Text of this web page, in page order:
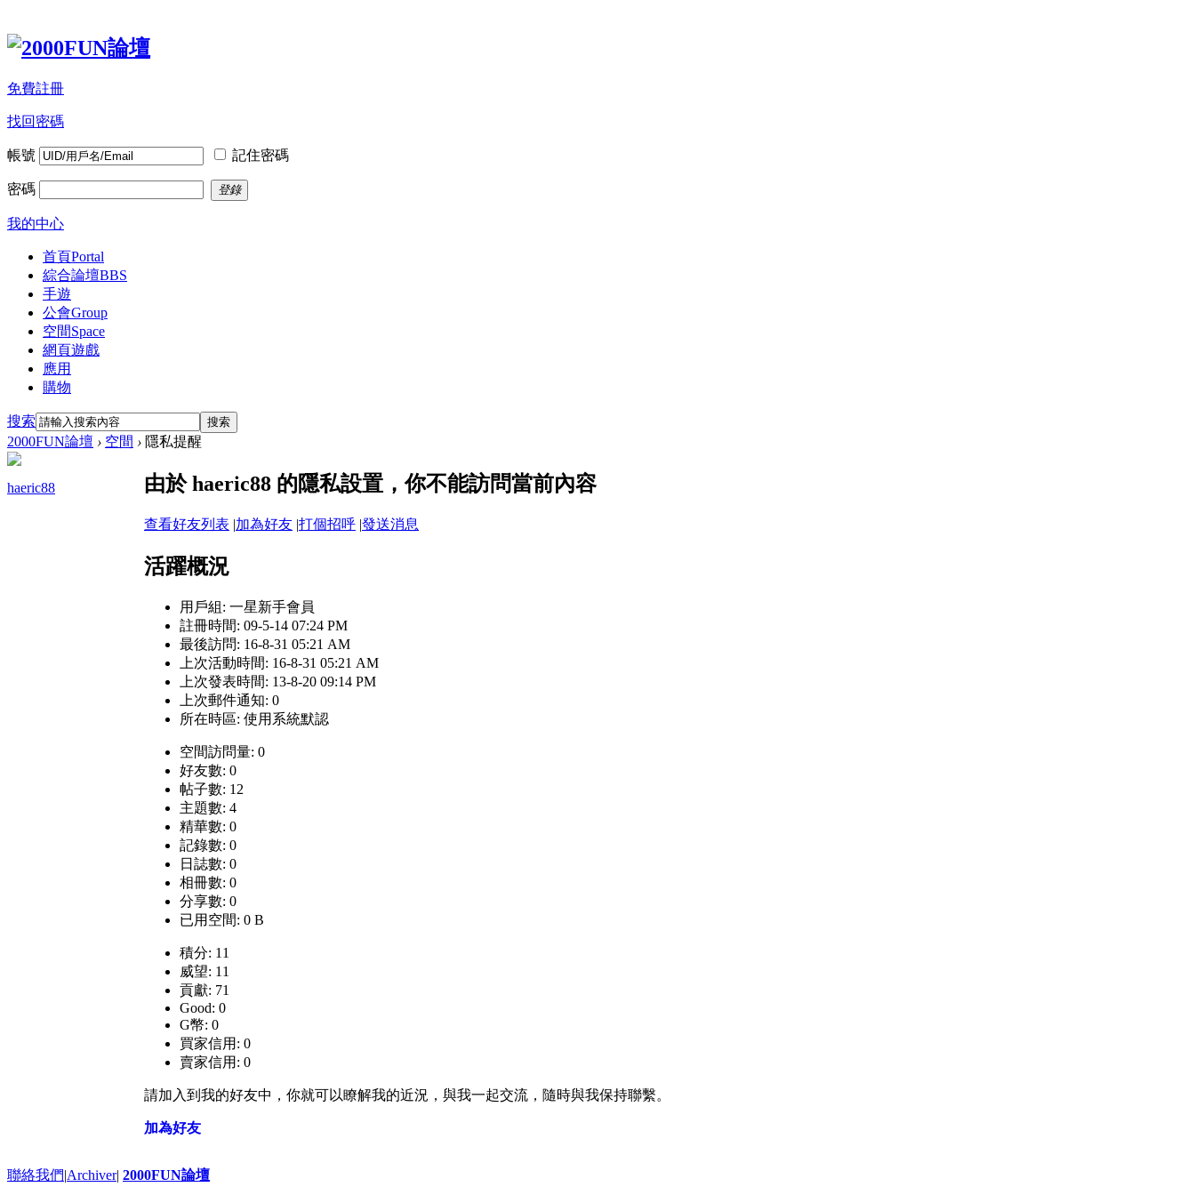
免費註冊
找回密碼
帳號 記住密碼
密碼 登錄
我的中心
首頁Portal
綜合論壇BBS
手遊
公會Group
空間Space
網頁遊戲
應用
購物
搜索 搜索
2000FUN論壇 › 空間 › 隱私提醒
haeric88 由於 haeric88 的隱私設置，你不能訪問當前內容
查看好友列表 |加為好友 |打個招呼 |發送消息
活躍概況
用戶組: 一星新手會員
註冊時間: 09-5-14 07:24 PM
最後訪問: 16-8-31 05:21 AM
上次活動時間: 16-8-31 05:21 AM
上次發表時間: 13-8-20 09:14 PM
上次郵件通知: 0
所在時區: 使用系統默認
空間訪問量: 0
好友數: 0
帖子數: 12
主題數: 4
精華數: 0
記錄數: 0
日誌數: 0
相冊數: 0
分享數: 0
已用空間: 0 B
積分: 11
威望: 11
貢獻: 71
Good: 0
G幣: 0
買家信用: 0
賣家信用: 0
請加入到我的好友中，你就可以瞭解我的近況，與我一起交流，隨時與我保持聯繫。
加為好友
聯絡我們|Archiver| 2000FUN論壇